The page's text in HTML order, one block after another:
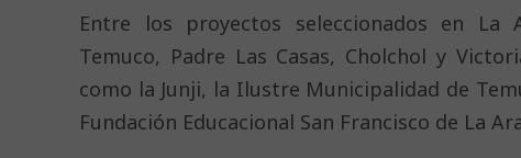
Entre los proyectos seleccionados en La
Temuco, Padre Las Casas, Cholchol y
como la Junji, la Ilustre Municipalidad de
Fundación Educacional San Francisco de La